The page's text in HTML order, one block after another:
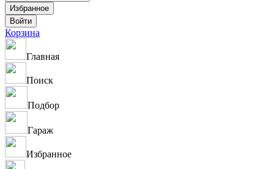
Корзина
Главная
Поиск
Подбор
Гараж
Избранное